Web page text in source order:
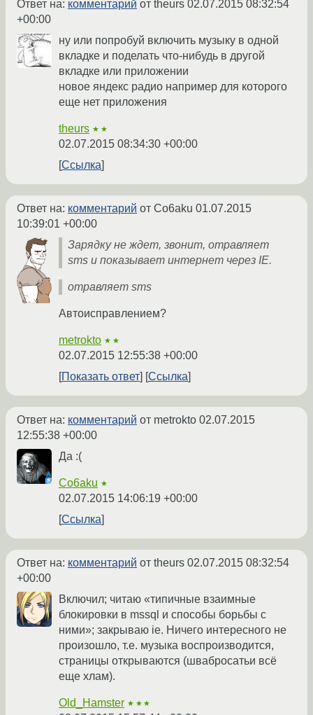
Ответ на: комментарий от theurs 02.07.2015 08:32:54
+00:00
ну или попробуй включить музыку в одной
вкладке и поделать что-нибудь в другой
вкладке или приложении
новое яндекс радио например для которого
еще нет приложения
theurs ★★
02.07.2015 08:34:30 +00:00
Ссылка
Ответ на: комментарий от Co6aku 01.07.2015
10:39:01 +00:00
Зарядку не ждет, звонит, отравляет
sms и показывает интернет через IE.
отравляет sms
Автоисправлением?
metrokto ★★
02.07.2015 12:55:38 +00:00
Показать ответ
Ссылка
Ответ на: комментарий от metrokto 02.07.2015
12:55:38 +00:00
Да :(
Co6aku ★
02.07.2015 14:06:19 +00:00
Ссылка
Ответ на: комментарий от theurs 02.07.2015 08:32:54
+00:00
Включил; читаю «типичные взаимные
блокировки в mssql и способы борьбы с
ними»; закрываю ie. Ничего интересного не
произошло, т.е. музыка воспроизводится,
страницы открываются (швабросатьи всё
еще хлам).
Old_Hamster ★★★